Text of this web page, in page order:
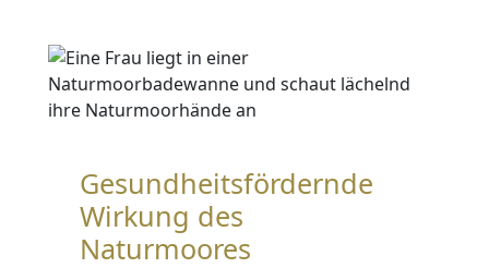
Gesundheitsfördernde
Wirkung des
Naturmoores